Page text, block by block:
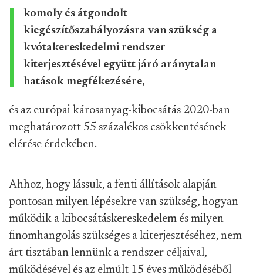
komoly és átgondolt
kiegészítőszabályozásra van szükség a
kvótakereskedelmi rendszer
kiterjesztésével együtt járó aránytalan
hatások megfékezésére,
és az európai károsanyag-kibocsátás 2020-ban
meghatározott 55 százalékos csökkentésének
elérése érdekében.
Ahhoz, hogy lássuk, a fenti állítások alapján
pontosan milyen lépésekre van szükség, hogyan
működik a kibocsátáskereskedelem és milyen
finomhangolás szükséges a kiterjesztéséhez, nem
árt tisztában lennünk a rendszer céljaival,
működésével és az elmúlt 15 éves működéséből